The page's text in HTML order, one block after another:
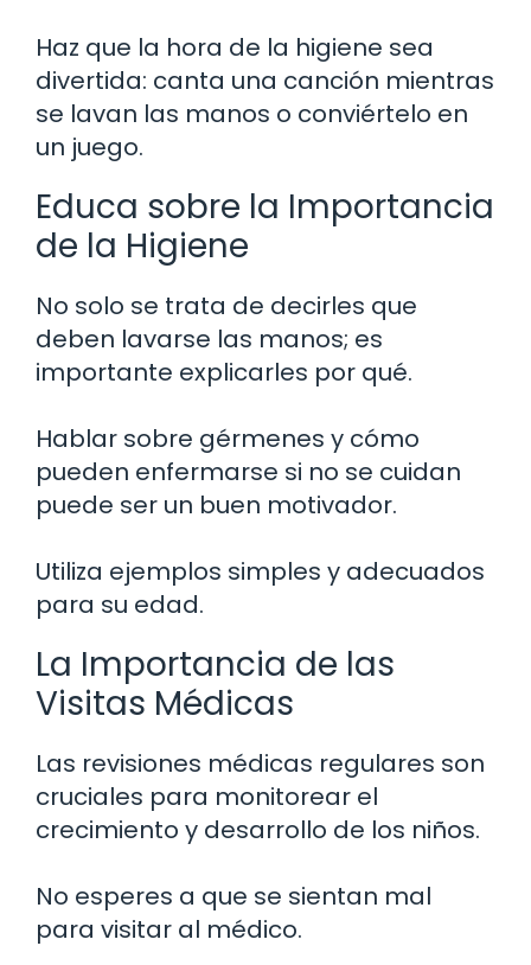
Haz que la hora de la higiene sea
divertida: canta una canción mientras
se lavan las manos o conviértelo en
un juego.
Educa sobre la Importancia
de la Higiene
No solo se trata de decirles que
deben lavarse las manos; es
importante explicarles por qué.
Hablar sobre gérmenes y cómo
pueden enfermarse si no se cuidan
puede ser un buen motivador.
Utiliza ejemplos simples y adecuados
para su edad.
La Importancia de las
Visitas Médicas
Las revisiones médicas regulares son
cruciales para monitorear el
crecimiento y desarrollo de los niños.
No esperes a que se sientan mal
para visitar al médico.